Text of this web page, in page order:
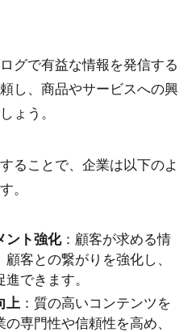
グで有益な情報を発信する
し、商品やサービスへの興
ょう。
ることで、企業は以下のよ
。
ント強化：顧客が求める情
客との繋がりを強化し、
できます。
上 ：質の高いコンテンツを
専門性や信頼性を高め、